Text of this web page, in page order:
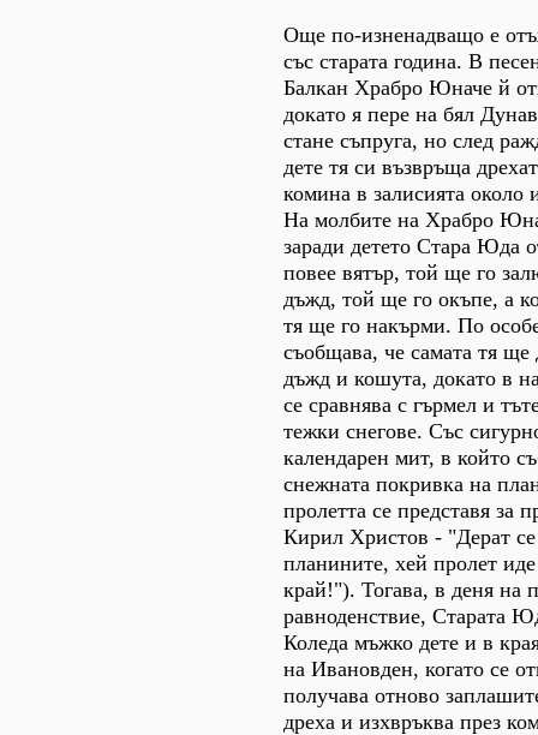
Още по-изненадващо е
със старата година. В
Балкан Храбро Юначе й
докато я пере на бял
стане съпруга, но след
дете тя си възвръща
комина в залисията около
На молбите на Храбро
заради детето Стара Юда
повее вятър, той ще го
дъжд, той ще го окъпе, а
тя ще го накърми. По
съобщава, че самата тя ще
дъжд и кошута, докато в
се сравнява с гърмел и
тежки снегове. Със
календарен мит, в който
снежната покривка на
пролетта се представя за
Кирил Христов - "Дерат се
планините, хей пролет
край!"). Тогава, в деня на
равноденствие, Старата
Коледа мъжко дете и в
на Ивановден, когато се
получава отново
дреха и изхвръква през